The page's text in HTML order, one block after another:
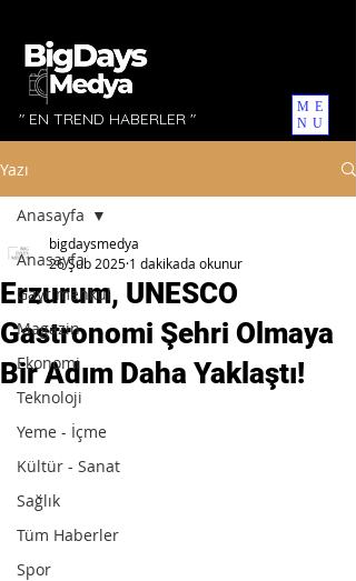
ME
NU
" EN TREND HABERLER "
Yazı
Anasayfa
Gayrimenkul
Magazin
Ekonomi
Teknoloji
Yeme - İçme
Kültür - Sanat
Sağlık
Tüm Haberler
Spor
Anasayfa
Erzurum, UNESCO
Gastronomi Şehri Olmaya
Bir Adım Daha Yaklaştı!
bigdaysmedya
26 Şub 2025 1 dakikada okunur